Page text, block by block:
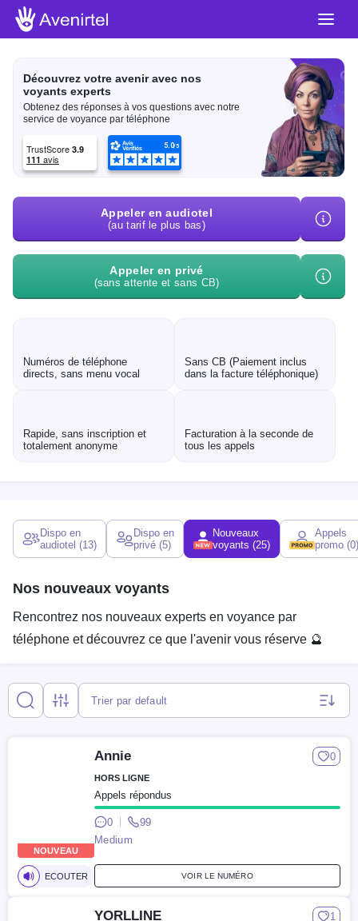
Découvrez votre avenir avec nos
voyants experts
Obtenez des réponses à vos questions avec notre
service de voyance par téléphone
Appeler en audiotel
(au tarif le plus bas)
Appeler en privé
(sans attente et sans CB)
Numéros de téléphone
directs, sans menu vocal
Sans CB (Paiement inclus
dans la facture téléphonique)
Rapide, sans inscription et
totalement anonyme
Facturation à la seconde de
tous les appels
Dispo en
audiotel (13)
Dispo en
privé (5)
Nouveaux
voyants (25)
Appels
promo (0)
Nos nouveaux voyants
Rencontrez nos nouveaux experts en voyance par
téléphone et découvrez ce que l'avenir vous réserve 🔮
Trier par default
NOUVEAU
Annie 0
HORS LIGNE
Appels répondus
0
99
Medium
ECOUTER VOIR LE NUMÉRO
YORLLINE 1